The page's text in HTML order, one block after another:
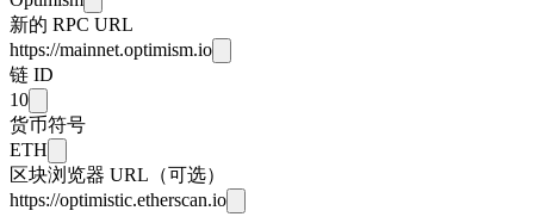
新的 RPC URL
https://mainnet.optimism.io
链 ID
10
货币符号
ETH
区块浏览器 URL（可选）
https://optimistic.etherscan.io